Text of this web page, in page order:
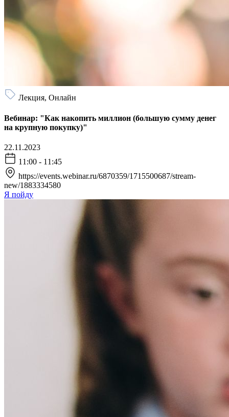
Лекция, Онлайн
Вебинар: "Как накопить миллион (большую сумму денег
на крупную покупку)"
22.11.2023
11:00 - 11:45
https://events.webinar.ru/6870359/1715500687/stream-
new/1883334580
Я пойду